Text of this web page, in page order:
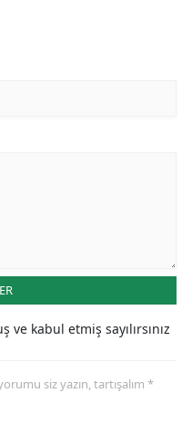
ve kabul etmiş sayılırsınız
siz yazın, tartışalım *